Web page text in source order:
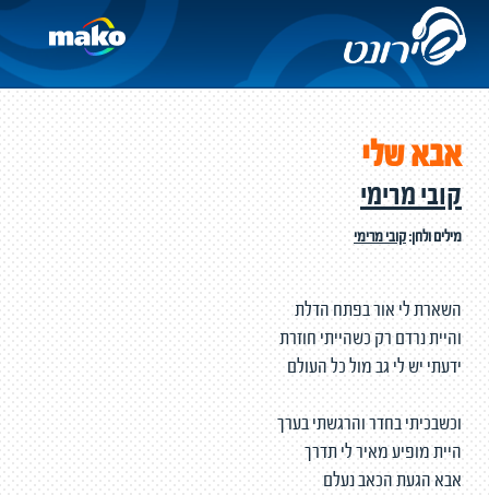
אבא שלי
קובי מרימי
מילים ולחן:קובי מרימי
השארת לי אור בפתח הדלת
והיית נרדם רק כשהייתי חוזרת
ידעתי יש לי גב מול כל העולם
וכשבכיתי בחדר והרגשתי בערך
היית מופיע מאיר לי תדרך
אבא הגעת הכאב נעלם